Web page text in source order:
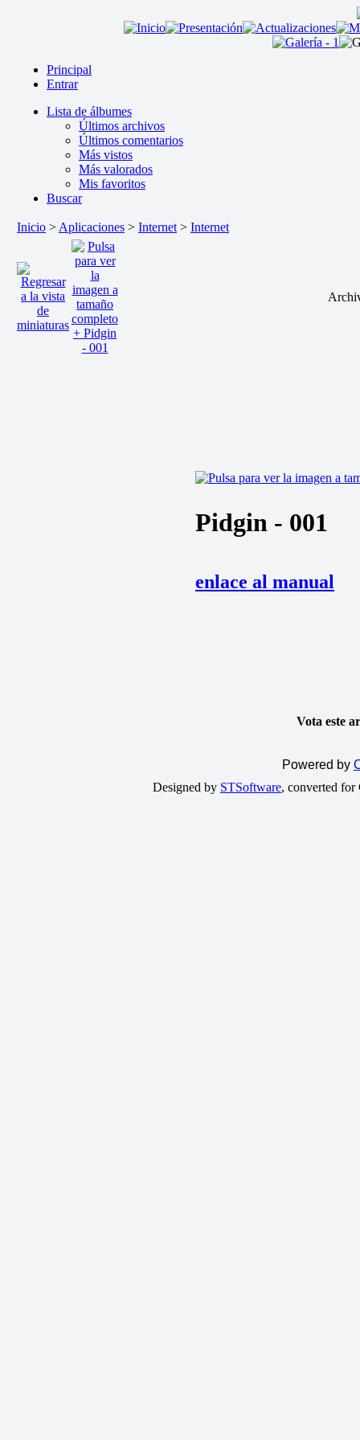
Principal
Entrar
Lista de álbumes
Últimos archivos
Últimos comentarios
Más vistos
Más valorados
Mis favoritos
Buscar
Inicio > Aplicaciones > Internet > Internet
Pidgin - 001
enlace al manual
Vota este
Powered by
Designed by STSoftware, converted